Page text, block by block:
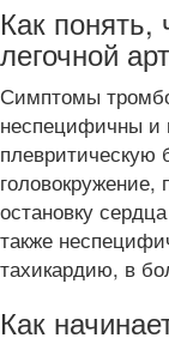
Как понять,
легочной
Симптомы
неспецифичны и
плевритическую
остановку
также
тахикардию, в
Как